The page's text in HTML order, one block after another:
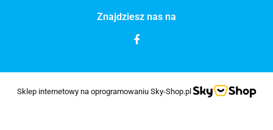
Znajdziesz nas na
Sklep internetowy na oprogramowaniu Sky-Shop.pl